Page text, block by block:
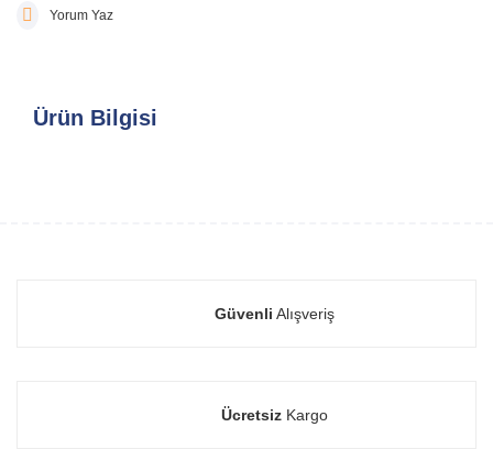
Yorum Yaz
Ürün Bilgisi
Güvenli Alışveriş
ÜcretsizKargo